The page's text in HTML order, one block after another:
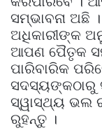
ସମ୍ଭାବନା ଅଛି
ଅଧିକାରୀଙ୍କ
ଆପଣ ପୈତୃକ
ପାରିବାରିକ
ସଦସ୍ୟଙ୍କଠାରୁ
ସ୍ୱାସ୍ଥ୍ୟ ଭଲ
ରୁହନ୍ତୁ ।